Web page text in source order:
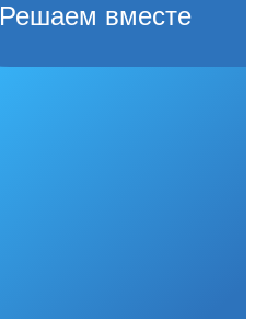
Решаем вместе